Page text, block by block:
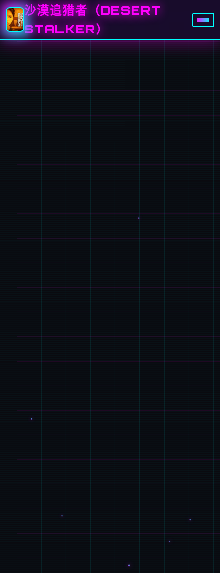
沙漠追猎者（DESERT
STALKER）